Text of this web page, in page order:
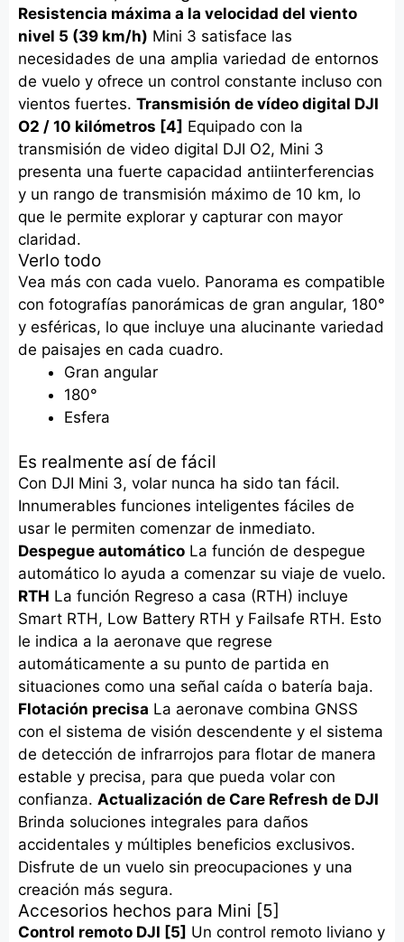
Resistencia máxima a la velocidad del viento
nivel 5 (39 km/h) Mini 3 satisface las
necesidades de una amplia variedad de entornos
de vuelo y ofrece un control constante incluso con
vientos fuertes. Transmisión de vídeo digital DJI
O2 / 10 kilómetros [4] Equipado con la
transmisión de video digital DJI O2, Mini 3
presenta una fuerte capacidad antiinterferencias
y un rango de transmisión máximo de 10 km, lo
que le permite explorar y capturar con mayor
claridad.
Verlo todo
Vea más con cada vuelo. Panorama es compatible
con fotografías panorámicas de gran angular, 180°
y esféricas, lo que incluye una alucinante variedad
de paisajes en cada cuadro.
Gran angular
180°
Esfera
Es realmente así de fácil
Con DJI Mini 3, volar nunca ha sido tan fácil.
Innumerables funciones inteligentes fáciles de
usar le permiten comenzar de inmediato.
Despegue automático La función de despegue
automático lo ayuda a comenzar su viaje de vuelo.
RTH La función Regreso a casa (RTH) incluye
Smart RTH, Low Battery RTH y Failsafe RTH. Esto
le indica a la aeronave que regrese
automáticamente a su punto de partida en
situaciones como una señal caída o batería baja.
Flotación precisa La aeronave combina GNSS
con el sistema de visión descendente y el sistema
de detección de infrarrojos para flotar de manera
estable y precisa, para que pueda volar con
confianza. Actualización de Care Refresh de DJI
Brinda soluciones integrales para daños
accidentales y múltiples beneficios exclusivos.
Disfrute de un vuelo sin preocupaciones y una
creación más segura.
Accesorios hechos para Mini [5]
Control remoto DJI [5] Un control remoto liviano y